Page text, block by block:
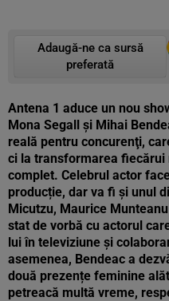
Adaugă-ne ca sursă
preferată
Antena 1 aduce un nou
Mona Segall şi Mihai
reală pentru concurenţi,
ci la transformarea
complet. Celebrul actor
producție, dar va fi și unul
Micutzu, Maurice
stat de vorbă cu actorul
lui în televiziune și
asemenea, Bendeac a
două prezențe feminine
petreacă multă vreme,